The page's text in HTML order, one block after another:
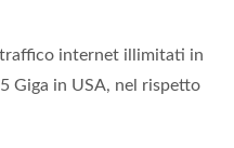
traffico internet illimitati in
Giga in USA, nel rispetto